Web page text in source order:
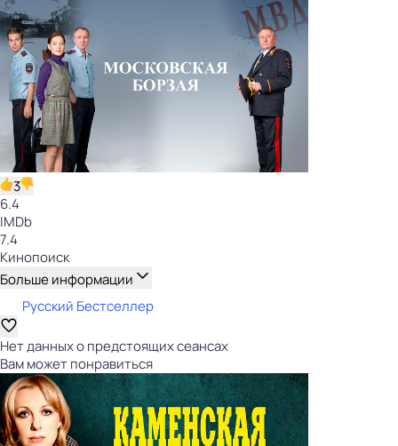
3
6.4
IMDb
7.4
Кинопоиск
Больше информации
Русский Бестселлер
Нет данных о предстоящих сеансах
Вам может понравиться